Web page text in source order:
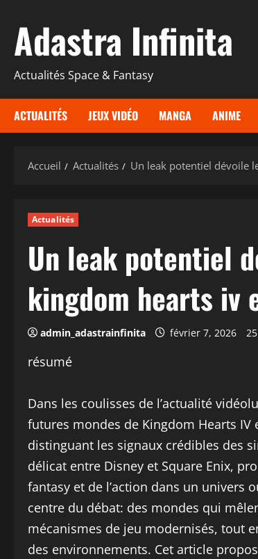
contenu
Adastra Infinita
Actualités Space & Fantasy
ACTUALITÉS JEUX VIDÉO MANGA ANIME
Accueil Actualités Un leak potentiel dévoile
Actualités
Un leak potentiel
kingdom hearts iv
admin_adastrainfinita février 7, 2026
résumé
Dans les coulisses de l’actualité
futures mondes de Kingdom Hearts IV
distinguant les signaux crédibles des
délicat entre Disney et Square Enix,
fantasy et de l’action dans un univers
centre du débat: des mondes qui
mécanismes de jeu modernisés, tout
des environnements. Cet article